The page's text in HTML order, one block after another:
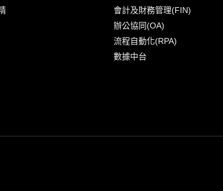
會計及財務管理(FIN)
辦公協同(OA)
流程自動化(RPA)
數據中台